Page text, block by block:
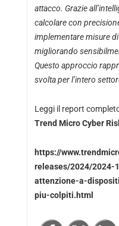
attacco. Grazie
calcolare con
implementare misure
migliorando
Questo approccio
svolta per l’intero
Leggi il report
Trend Micro Cyber
https://
releases/2024/2024-
attenzione-a-
piu-colpiti.html